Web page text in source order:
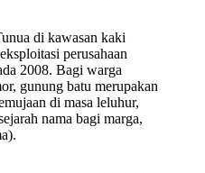
di kawasan kaki
perusahaan
2008. Bagi warga
gunung batu merupakan
di masa leluhur,
nama bagi marga,